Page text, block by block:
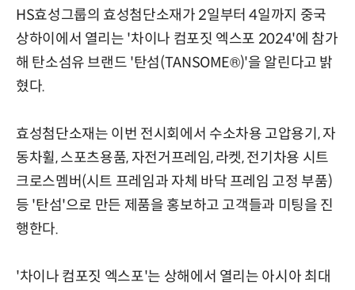
HS효성그룹의 효성첨단소재가 2일부터 4일까지 중국
상하이에서 열리는 '차이나 컴포짓 엑스포 2024'에 참가
해 탄소섬유 브랜드 '탄섬(TANSOME®)'을 알린다고 밝
혔다.
효성첨단소재는 이번 전시회에서 수소차용 고압용기, 자
동차휠, 스포츠용품, 자전거프레임, 라켓, 전기차용 시트
크로스멤버(시트 프레임과 자체 바닥 프레임 고정 부품)
등 '탄섬'으로 만든 제품을 홍보하고 고객들과 미팅을 진
행한다.
'차이나 컴포짓 엑스포'는 상해에서 열리는 아시아 최대